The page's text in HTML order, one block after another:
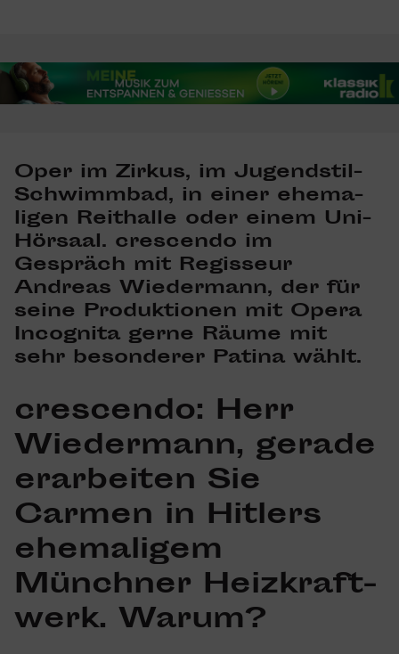
Oper im Zirkus, im Jugend­stil-
Schwimmbad, in einer ehema­
ligen Reit­halle oder einem Uni-
Hörsaal. crescendo im
Gespräch mit Regis­seur
Andreas Wieder­mann, der für
seine Produk­tionen mit Opera
Inco­gnita gerne Räume mit
sehr beson­derer Patina wählt.
crescendo: Herr
Wieder­mann, gerade
erar­beiten Sie
Carmen in Hitlers
ehema­ligem
Münchner Heiz­kraft­
werk. Warum?